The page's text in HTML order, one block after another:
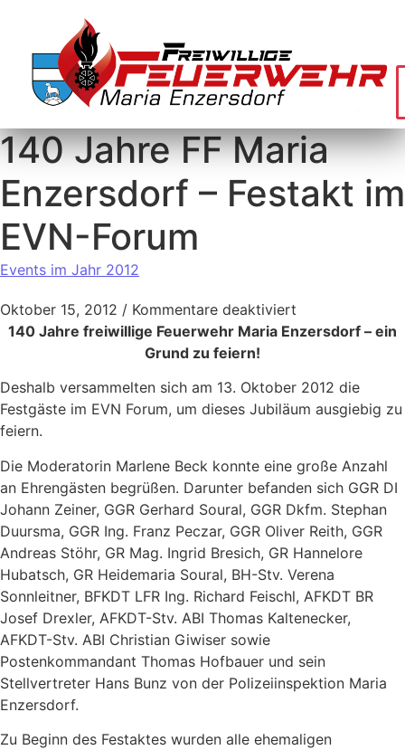
140 Jahre FF Maria
Enzersdorf – Festakt im
EVN-Forum
Events im Jahr 2012
Oktober 15, 2012 / Kommentare deaktiviert
140 Jahre freiwillige Feuerwehr Maria Enzersdorf – ein
Grund zu feiern!
Deshalb versammelten sich am 13. Oktober 2012 die
Festgäste im EVN Forum, um dieses Jubiläum ausgiebig zu
feiern.
Die Moderatorin Marlene Beck konnte eine große Anzahl
an Ehrengästen begrüßen. Darunter befanden sich GGR DI
Johann Zeiner, GGR Gerhard Soural, GGR Dkfm. Stephan
Duursma, GGR Ing. Franz Peczar, GGR Oliver Reith, GGR
Andreas Stöhr, GR Mag. Ingrid Bresich, GR Hannelore
Hubatsch, GR Heidemaria Soural, BH-Stv. Verena
Sonnleitner, BFKDT LFR Ing. Richard Feischl, AFKDT BR
Josef Drexler, AFKDT-Stv. ABI Thomas Kaltenecker,
AFKDT-Stv. ABI Christian Giwiser sowie
Postenkommandant Thomas Hofbauer und sein
Stellvertreter Hans Bunz von der Polizeiinspektion Maria
Enzersdorf.
Zu Beginn des Festaktes wurden alle ehemaligen